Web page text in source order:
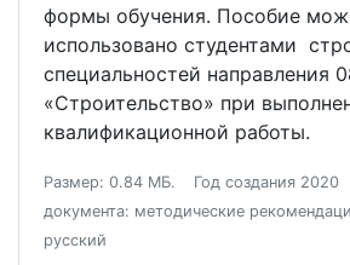
формы обучения. Пособие
использовано студентами
специальностей направления
«Строительство» при
квалификационной работы.
Размер: 0.84 МБ. Год создания 2020
документа: методические
русский